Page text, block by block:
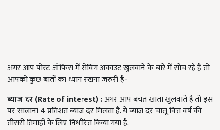
अगर आप पोस्ट ऑफिस में सेविंग अकाउंट खुलवाने के बारे में सोच रहे हैं तो
आपको कुछ बातों का ध्यान रखना ज़रूरी है-
ब्याज दर (Rate of interest):अगर आप बचत खाता खुलवाते हैं तो इस
पर सालाना 4 प्रतिशत ब्याज दर मिलता है. ये ब्याज दर चालू वित्त वर्ष की
तीसरी तिमाही के लिए निर्धारित किया गया है.